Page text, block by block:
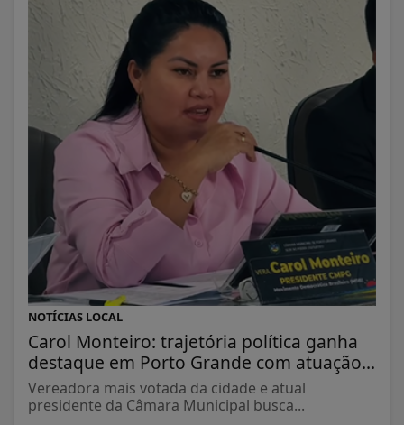
NOTÍCIAS LOCAL
Carol Monteiro: trajetória política ganha
destaque em Porto Grande com atuação...
Vereadora mais votada da cidade e atual
presidente da Câmara Municipal busca...